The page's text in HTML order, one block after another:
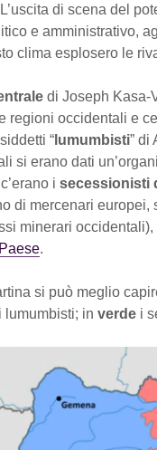
di scena del
e amministrativo,
clima esplosero le
di Joseph Kasa-
regioni occidentali e
“ lumumbisti” di
si erano dati
i secessionisti
di mercenari europei,
minerari occidentali),
.
si può meglio
i lumumbisti; in verde i